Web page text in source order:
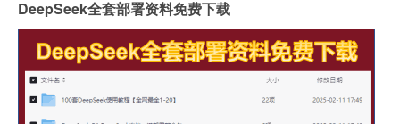
DeepSeek全套部署资料免费下载